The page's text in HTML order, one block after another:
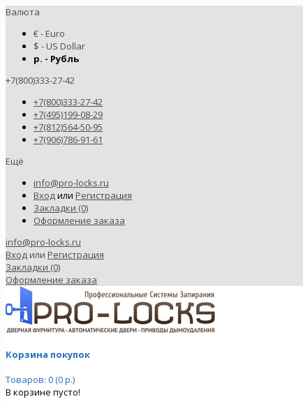
Валюта
€ - Euro
$ - US Dollar
р. - Рубль
+7(800)333-27-42
+7(800)333-27-42
+7(495)199-08-29
+7(812)564-50-95
+7(906)786-91-61
Ещё
info@pro-locks.ru
Входили Регистрация
Закладки (0)
Оформление заказа
info@pro-locks.ru
Вход или Регистрация
Закладки (0)
Оформление заказа
Корзина покупок
Товаров: 0 (0 р.)
В корзине пусто!